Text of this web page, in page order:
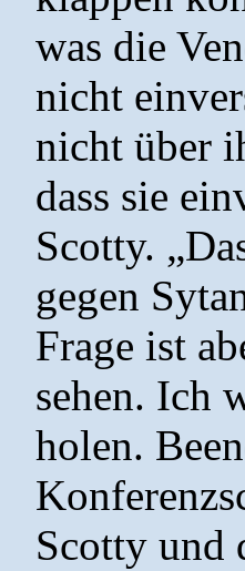
was die
nicht
nicht über
dass sie
Scotty.
gegen
Frage ist
sehen. Ich
holen.
Scotty und